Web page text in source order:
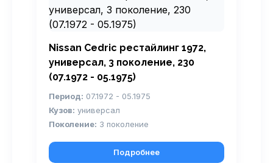
Nissan Cedric рестайлинг 1972,
универсал, 3 поколение, 230
(07.1972 - 05.1975)
Период: 07.1972 - 05.1975
Кузов: универсал
Поколение: 3 поколение
Подробнее